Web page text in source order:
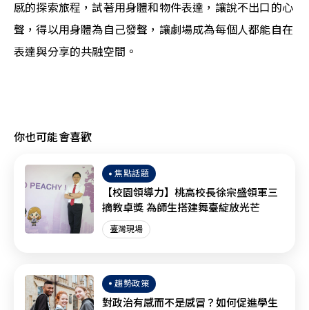
感的探索旅程，試著用身體和物件表達，讓說不出口的心
聲，得以用身體為自己發聲，讓劇場成為每個人都能自在
表達與分享的共融空間。
你也可能會喜歡
焦點話題
【校園領導力】桃高校長徐宗盛領軍三
摘教卓獎 為師生搭建舞臺綻放光芒
臺灣現場
趨勢政策
對政治有感而不是感冒？如何促進學生